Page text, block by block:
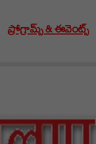
ప్రోగ్రామ్స్ & ఈవెంట్స్